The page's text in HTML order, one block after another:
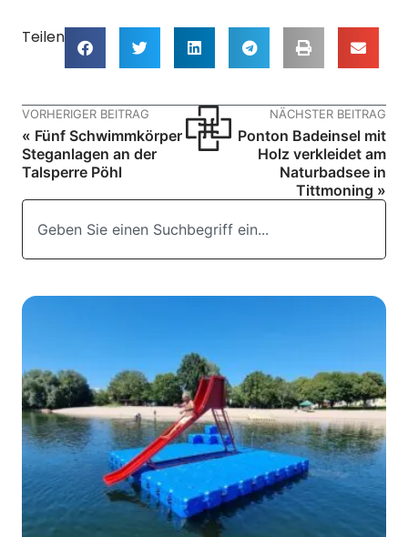
Teilen
VORHERIGER BEITRAG
« Fünf Schwimmkörper
Steganlagen an der
Talsperre Pöhl
NÄCHSTER BEITRAG
Ponton Badeinsel mit
Holz verkleidet am
Naturbadsee in
Tittmoning »